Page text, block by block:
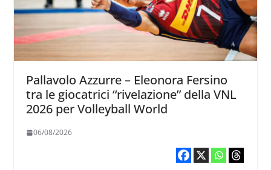
Pallavolo Azzurre – Eleonora Fersino
tra le giocatrici “rivelazione” della VNL
2026 per Volleyball World
06/08/2026